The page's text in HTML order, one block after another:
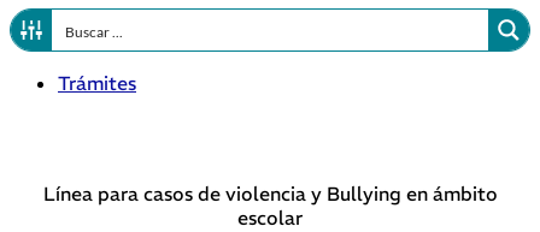
Trámites
Línea para casos de violencia y Bullying en ámbito
escolar